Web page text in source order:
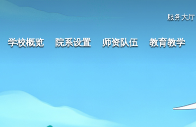
服务大厅
教育教学
师资队伍
院系设置
学校概览